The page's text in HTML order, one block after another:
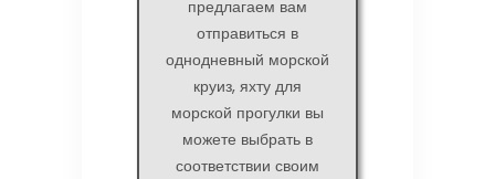
предлагаем вам
отправиться в
однодневный морской
круиз, яхту для
морской прогулки вы
можете выбрать в
соответствии своим